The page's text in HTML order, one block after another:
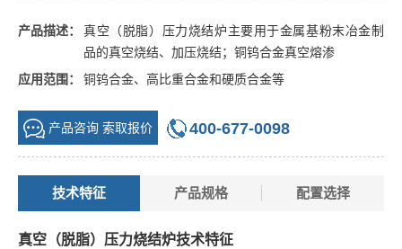
产品描述：
真空（脱脂）压力烧结炉主要用于金属基粉末冶金制
品的真空烧结、加压烧结；铜钨合金真空熔渗
应用范围：
铜钨合金、高比重合金和硬质合金等
产品咨询 索取报价 400-677-0098
技术特征 产品规格 配置选择
真空（脱脂）压力烧结炉技术特征